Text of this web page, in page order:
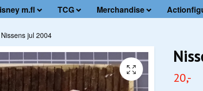
m.fl TCG Merchandise
Nissens jul 2004
20,-